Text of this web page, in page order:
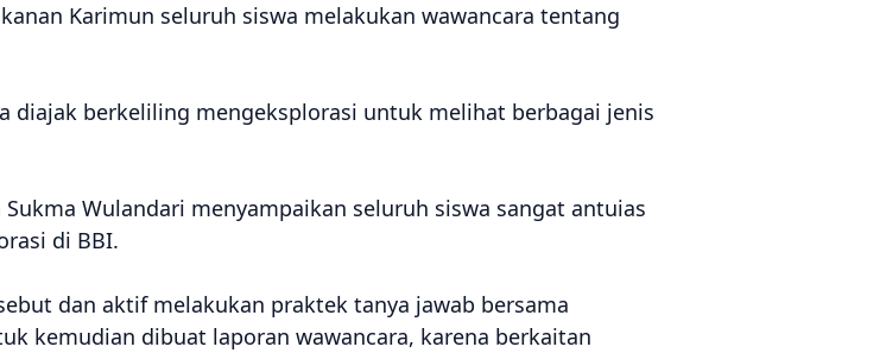
Karimun seluruh siswa melakukan wawancara tentang
diajak berkeliling mengeksplorasi untuk melihat berbagai jenis
Wulandari menyampaikan seluruh siswa sangat antuias
di BBI.
dan aktif melakukan praktek tanya jawab bersama
kemudian dibuat laporan wawancara, karena berkaitan